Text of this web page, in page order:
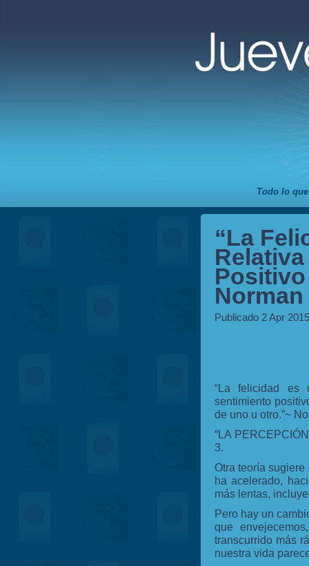
Todo lo
“La
Positivo
Publicado 2 Apr
“La felicidad es
sentimiento
de uno u otro.”~
“LA
3.
Otra teoría
ha acelerado,
más lentas,
Pero hay un
que
transcurrido más
nuestra vida